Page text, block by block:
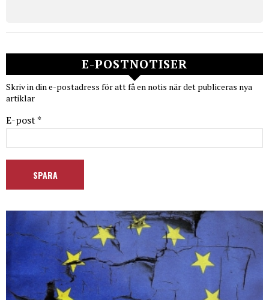
E-POSTNOTISER
Skriv in din e-postadress för att få en notis när det publiceras nya
artiklar
E-post *